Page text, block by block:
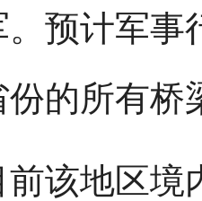
预计军
的所有桥
地区境